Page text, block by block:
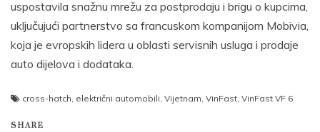
uspostavila snažnu mrežu za postprodaju i brigu o kupcima,
uključujući partnerstvo sa francuskom kompanijom Mobivia,
koja je evropskih lidera u oblasti servisnih usluga i prodaje
auto dijelova i dodataka.
cross-hatch, električni automobili, Vijetnam, VinFast, VinFast VF 6
SHARE